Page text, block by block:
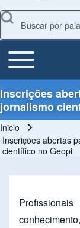
Buscar
Main Menu
Toggle main menu
Inscrições
jornalismo
Ruta de
Inicio
Inscrições abertas
científico no Geopi